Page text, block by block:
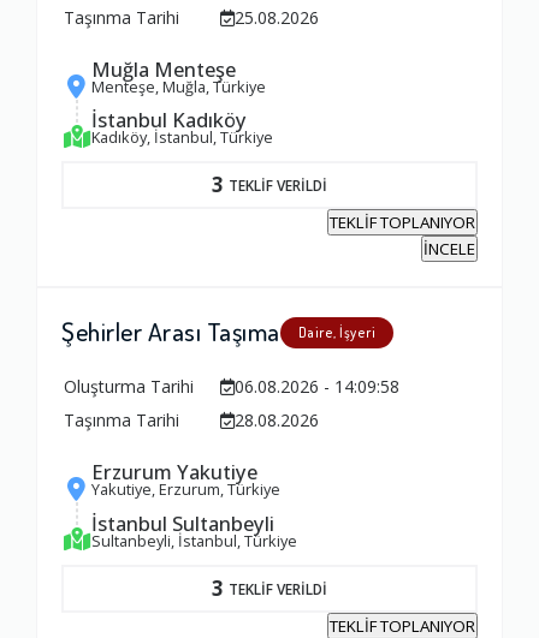
Taşınma Tarihi
25.08.2026
Muğla Menteşe
Menteşe, Muğla, Türkiye
İstanbul Kadıköy
Kadıköy, İstanbul, Türkiye
3 TEKLİF VERİLDİ
TEKLİF TOPLANIYOR
İNCELE
Şehirler Arası Taşıma Daire, İşyeri
Oluşturma Tarihi
06.08.2026 - 14:09:58
Taşınma Tarihi
28.08.2026
Erzurum Yakutiye
Yakutiye, Erzurum, Türkiye
İstanbul Sultanbeyli
Sultanbeyli, İstanbul, Türkiye
3 TEKLİF VERİLDİ
TEKLİF TOPLANIYOR